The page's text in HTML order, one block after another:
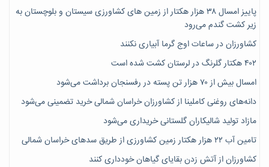
پاییز امسال ۳۸ هزار هکتار از زمین های کشاورزی سیستان و بلوچستان به
زیر کشت گندم می‌رود
کشاورزان در ساعات اوج گرما آبیاری نکنند
۴۰۲ هکتار گلرنگ در لرستان کشت شده است
امسال بیش از ۷۰ هزار تن پسته در رفسنجان برداشت می‌شود
دانه‌های روغنی کاملینا از کشاورزان خراسان شمالی خرید تضمینی می‌شود
مازاد تولید شالیکاران گلستانی خریداری می‌شود
تامین آب ۲۲ هزار هکتار زمین کشاورزی از طریق سدهای خراسان شمالی
کشاورزان از آتش زدن بقایای گیاهان خودداری کنند